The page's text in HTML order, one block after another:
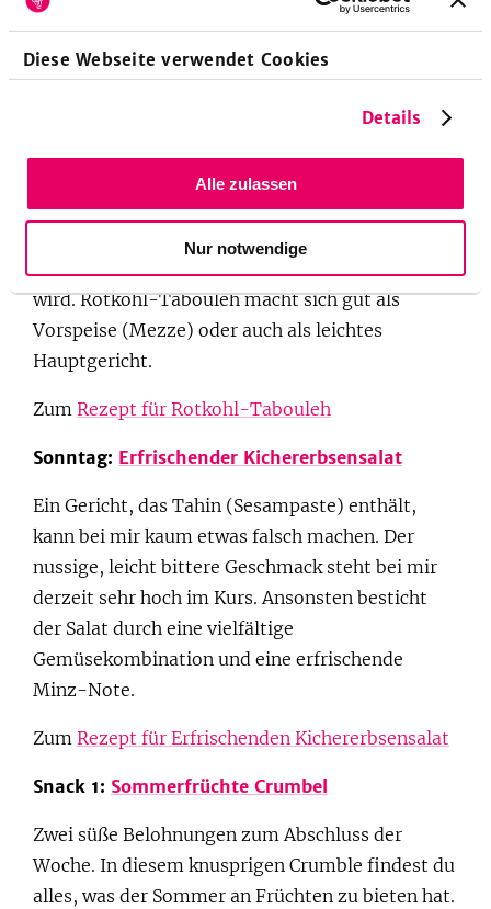
Diese Webseite verwendet Cookies
Details
Alle zulassen
Nur notwendige
Wrap! Und Guacamole mit Hummus ist eine
unschlagbare Kombination.
Rezept für Gemüsewraps mit Guacamole
Rotkohl-Tabouleh
Die Levante-Küche ist stark im Kommen. Hier ist
einer der Gründe, warum sie immer beliebter
wird. Rotkohl-Tabouleh macht sich gut als
Vorspeise (Mezze) oder auch als leichtes
Hauptgericht.
Zum Rezept für Rotkohl-Tabouleh
Sonntag: Erfrischender Kichererbsensalat
Ein Gericht, das Tahin (Sesampaste) enthält,
kann bei mir kaum etwas falsch machen. Der
nussige, leicht bittere Geschmack steht bei mir
derzeit sehr hoch im Kurs. Ansonsten besticht
der Salat durch eine vielfältige
Gemüsekombination und eine erfrischende
Minz-Note.
Zum Rezept für Erfrischenden Kichererbsensalat
Snack 1: Sommerfrüchte Crumbel
Zwei süße Belohnungen zum Abschluss der
Woche. In diesem knusprigen Crumble findest du
alles, was der Sommer an Früchten zu bieten hat.